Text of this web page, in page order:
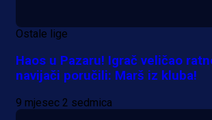
Ostale lige
Haos u Pazaru! Igrač veličao
navijači poručili: Marš iz kluba!
9 mjesec 2 sedmica